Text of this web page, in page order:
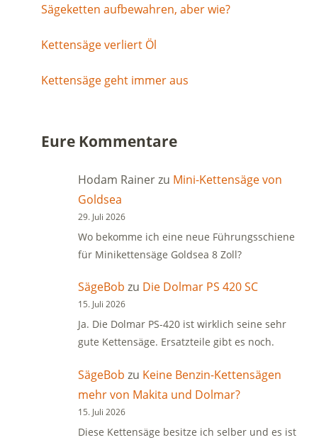
Sägeketten aufbewahren, aber wie?
Kettensäge verliert Öl
Kettensäge geht immer aus
Eure Kommentare
Hodam Rainerzu Mini-Kettensäge von
Goldsea
29. Juli 2026
Wo bekomme ich eine neue Führungsschiene
für Minikettensäge Goldsea 8 Zoll?
SägeBob zu Die Dolmar PS 420 SC
15. Juli 2026
Ja. Die Dolmar PS-420 ist wirklich seine sehr
gute Kettensäge. Ersatzteile gibt es noch.
SägeBob zu Keine Benzin-Kettensägen
mehr von Makita und Dolmar?
15. Juli 2026
Diese Kettensäge besitze ich selber und es ist